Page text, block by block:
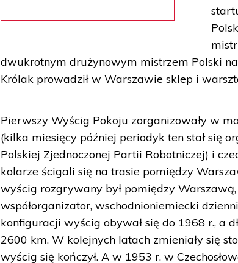
dwukrotnym drużynowym mistrzem Polski
Królak prowadził w Warszawie sklep i
Pierwszy Wyścig Pokoju zorganizowały w
(kilka miesięcy później periodyk ten stał się
Polskiej Zjednoczonej Partii Robotniczej) i
kolarze ścigali się na trasie pomiędzy
wyścig rozgrywany był pomiędzy
współorganizator, wschodnioniemiecki
konfiguracji wyścig obywał się do 1968 r., a
2600 km. W kolejnych latach zmieniały się
wyścig się kończył. A w 1953 r. w